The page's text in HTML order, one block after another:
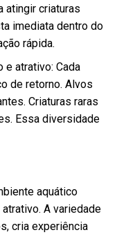
atingir criaturas
imediata dentro do
rápida.
e atrativo: Cada
de retorno. Alvos
Criaturas raras
Essa diversidade
aquático
A variedade
cria experiência